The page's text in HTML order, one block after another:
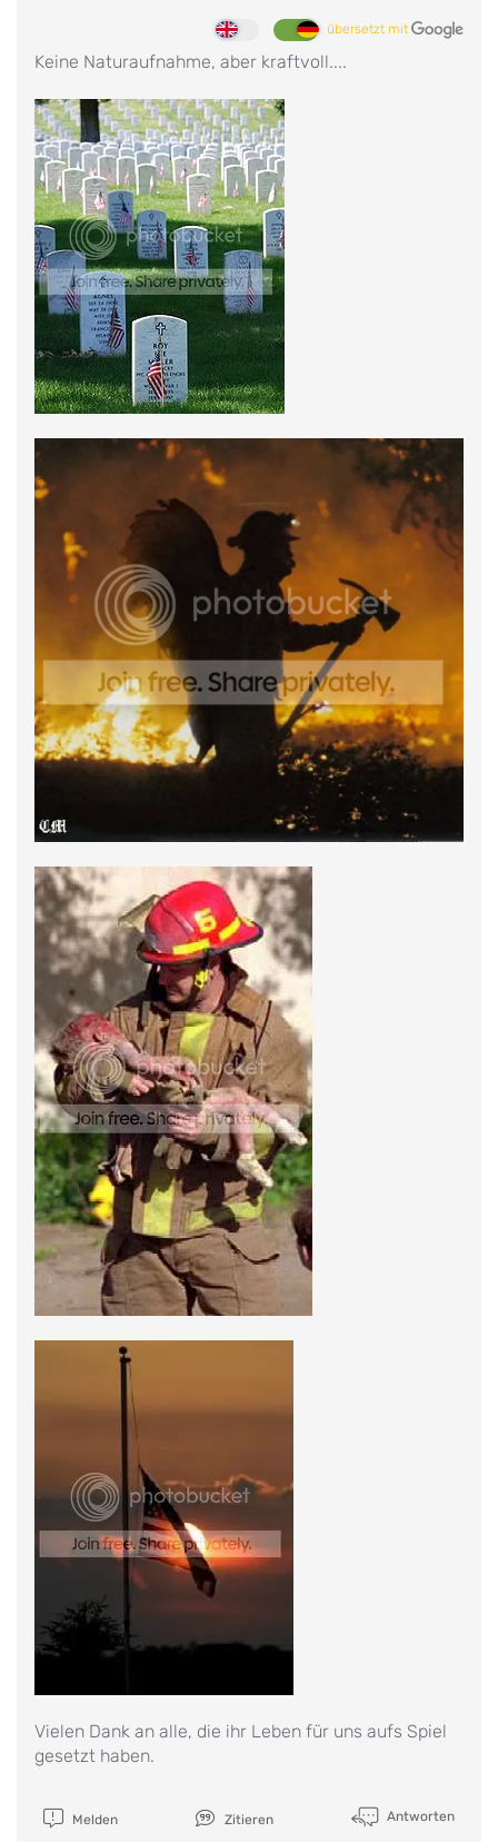
übersetzt mit
Keine Naturaufnahme, aber kraftvoll....
Vielen Dank an alle, die ihr Leben für uns aufs Spiel
gesetzt haben.
Melden Zitieren Antworten